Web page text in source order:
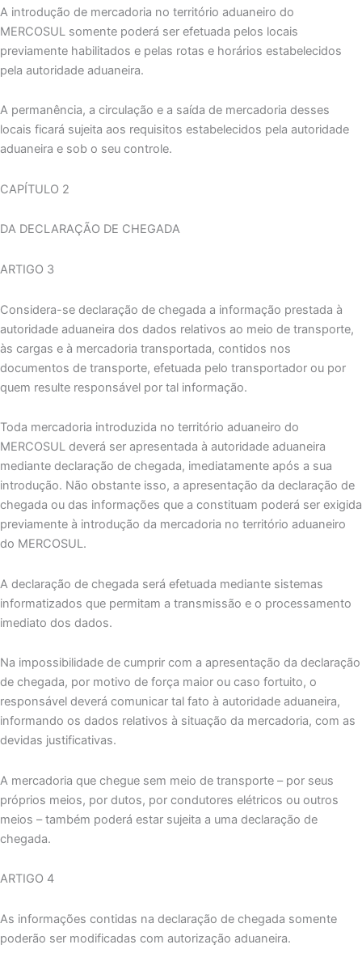
A introdução de mercadoria no território aduaneiro do
MERCOSUL somente poderá ser efetuada pelos locais
previamente habilitados e pelas rotas e horários estabelecidos
pela autoridade aduaneira.
A permanência, a circulação e a saída de mercadoria desses
locais ficará sujeita aos requisitos estabelecidos pela autoridade
aduaneira e sob o seu controle.
CAPÍTULO 2
DA DECLARAÇÃO DE CHEGADA
ARTIGO 3
Considera-se declaração de chegada a informação prestada à
autoridade aduaneira dos dados relativos ao meio de transporte,
às cargas e à mercadoria transportada, contidos nos
documentos de transporte, efetuada pelo transportador ou por
quem resulte responsável por tal informação.
Toda mercadoria introduzida no território aduaneiro do
MERCOSUL deverá ser apresentada à autoridade aduaneira
mediante declaração de chegada, imediatamente após a sua
introdução. Não obstante isso, a apresentação da declaração de
chegada ou das informações que a constituam poderá ser exigida
previamente à introdução da mercadoria no território aduaneiro
do MERCOSUL.
A declaração de chegada será efetuada mediante sistemas
informatizados que permitam a transmissão e o processamento
imediato dos dados.
Na impossibilidade de cumprir com a apresentação da declaração
de chegada, por motivo de força maior ou caso fortuito, o
responsável deverá comunicar tal fato à autoridade aduaneira,
informando os dados relativos à situação da mercadoria, com as
devidas justificativas.
A mercadoria que chegue sem meio de transporte – por seus
próprios meios, por dutos, por condutores elétricos ou outros
meios – também poderá estar sujeita a uma declaração de
chegada.
ARTIGO 4
As informações contidas na declaração de chegada somente
poderão ser modificadas com autorização aduaneira.